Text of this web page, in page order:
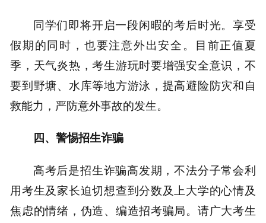
同学们即将开启一段闲暇的考后时光。享受
假期的同时，也要注意外出安全。目前正值夏
季，天气炎热，考生游玩时要增强安全意识，不
要到野塘、水库等地方游泳，提高避险防灾和自
救能力，严防意外事故的发生。
四、警惕招生诈骗
高考后是招生诈骗高发期，不法分子常会利
用考生及家长迫切想查到分数及上大学的心情及
焦虑的情绪，伪造、编造招考骗局。请广大考生